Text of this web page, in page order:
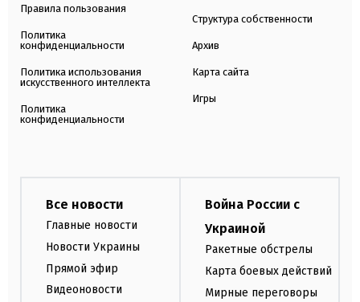
Правила пользования
Политика
конфиденциальности
Политика использования
искусственного интеллекта
Политика
конфиденциальности
Структура собственности
Архив
Карта сайта
Игры
Все новости
Главные новости
Новости Украины
Прямой эфир
Видеоновости
Война России с
Украиной
Ракетные обстрелы
Карта боевых действий
Мирные переговоры